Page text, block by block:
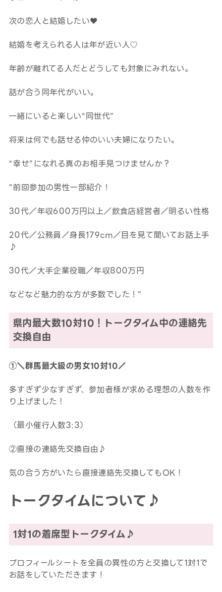
次の恋人と結婚したい♥
結婚を考えられる人は年が近い人♡
年齢が離れてる人だとどうしても対象にみれない。
話が合う同年代がいい。
一緒にいると楽しい“同世代”
将来は何でも話せる仲のいい夫婦になりたい。
“幸せ”になれる真のお相手見つけませんか？
”前回参加の男性一部紹介！
30代／年収600万円以上／飲食店経営者／明るい性格
20代／公務員／身長179cm／目を見て聞いてお話上手
♪
30代／大手企業役職／年収800万円
などなど魅力的な方が多数でした！”
県内最大数10対10！トークタイム中の連絡先
交換自由
①＼群馬最大級の男女10対10／
多すぎず少なすぎず、参加者様が求める理想の人数を作
り上げました！
（最小催行人数3:3）
②直接の連絡先交換自由♪
気の合う方がいたら直接連絡先交換してもOK！
トークタイムについて♪
1対1の着席型トークタイム♪
プロフィールシートを全員の異性の方と交換して1対1で
お話をしていただきます！